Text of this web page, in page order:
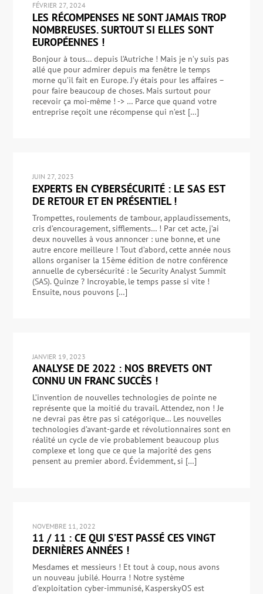
FÉVRIER 27, 2024
LES RÉCOMPENSES NE SONT JAMAIS TROP
NOMBREUSES. SURTOUT SI ELLES SONT
EUROPÉENNES !
Bonjour à tous… depuis l’Autriche ! Mais je n’y suis pas
allé que pour admirer depuis ma fenêtre le temps
morne qu’il fait en Europe. J’y étais pour les affaires –
pour faire beaucoup de choses. Mais surtout pour
recevoir ça moi-même ! -> … Parce que quand votre
entreprise reçoit une récompense qui n’est […]
JUIN 27, 2023
EXPERTS EN CYBERSÉCURITÉ : LE SAS EST
DE RETOUR ET EN PRÉSENTIEL !
Trompettes, roulements de tambour, applaudissements,
cris d’encouragement, sifflements… ! Par cet acte, j’ai
deux nouvelles à vous annoncer : une bonne, et une
autre encore meilleure ! Tout d’abord, cette année nous
allons organiser la 15ème édition de notre conférence
annuelle de cybersécurité : le Security Analyst Summit
(SAS). Quinze ? Incroyable, le temps passe si vite !
Ensuite, nous pouvons […]
JANVIER 19, 2023
ANALYSE DE 2022 : NOS BREVETS ONT
CONNU UN FRANC SUCCÈS !
L’invention de nouvelles technologies de pointe ne
représente que la moitié du travail. Attendez, non ! Je
ne devrai pas être pas si catégorique… Les nouvelles
technologies d’avant-garde et révolutionnaires sont en
réalité un cycle de vie probablement beaucoup plus
complexe et long que ce que la majorité des gens
pensent au premier abord. Évidemment, si […]
NOVEMBRE 11, 2022
11 / 11 : CE QUI S’EST PASSÉ CES VINGT
DERNIÈRES ANNÉES !
Mesdames et messieurs ! Et tout à coup, nous avons
un nouveau jubilé. Hourra ! Notre système
d’exploitation cyber-immunisé, KasperskyOS est